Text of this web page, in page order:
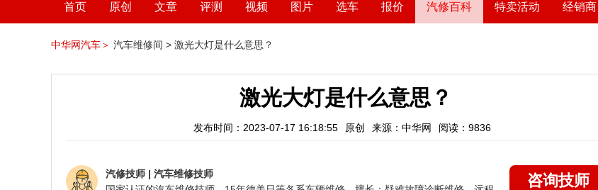
首页 原创 文章 评测 视频 图片 选车 报价 汽修百科 特卖活动 经销商
中华网汽车＞ 汽车维修间 > 激光大灯是什么意思？
激光大灯是什么意思？
发布时间：2023-07-17 16:18:55 原创 来源：中华网 阅读：9836
汽修技师 | 汽车维修技师
咨询技师